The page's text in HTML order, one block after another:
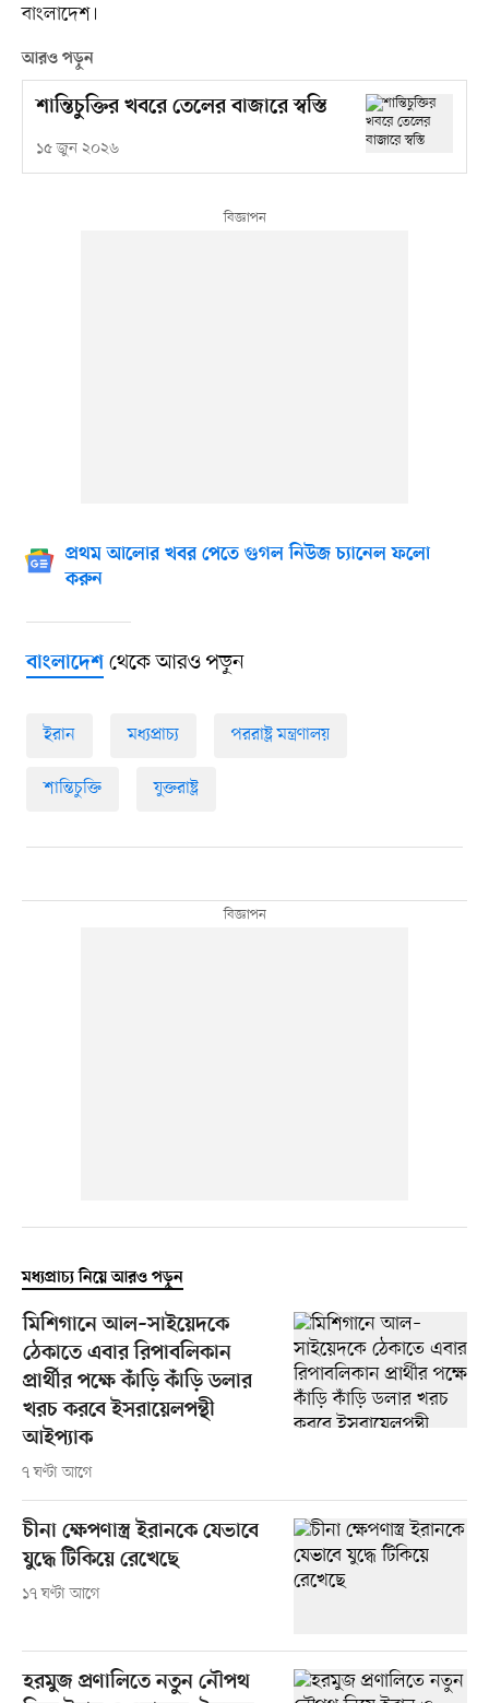
বাংলাদেশ।
আরও পড়ুন
শান্তিচুক্তির খবরে তেলের বাজারে স্বস্তি
১৫ জুন ২০২৬
প্রথম আলোর খবর পেতে গুগল নিউজ চ্যানেল ফলো
করুন
বাংলাদেশথেকে আরও পড়ুন
ইরান মধ্যপ্রাচ্য পররাষ্ট্র মন্ত্রণালয়
শান্তিচুক্তি যুক্তরাষ্ট্র
মধ্যপ্রাচ্য নিয়ে আরও পড়ুন
মিশিগানে আল–সাইয়েদকে
ঠেকাতে এবার রিপাবলিকান
প্রার্থীর পক্ষে কাঁড়ি কাঁড়ি ডলার
খরচ করবে ইসরায়েলপন্থী
আইপ্যাক
৭ ঘণ্টা আগে
চীনা ক্ষেপণাস্ত্র ইরানকে যেভাবে
যুদ্ধে টিকিয়ে রেখেছে
১৭ ঘণ্টা আগে
হরমুজ প্রণালিতে নতুন নৌপথ